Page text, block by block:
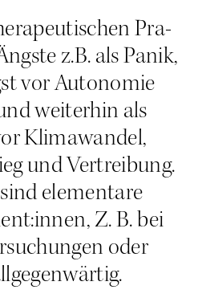
Pra­
z.B. als Panik,
vor Auto­no­mie
wei­ter­hin als
Kli­ma­wan­del,
und Ver­trei­bung.
ele­men­ta­re
Z. B. bei
oder